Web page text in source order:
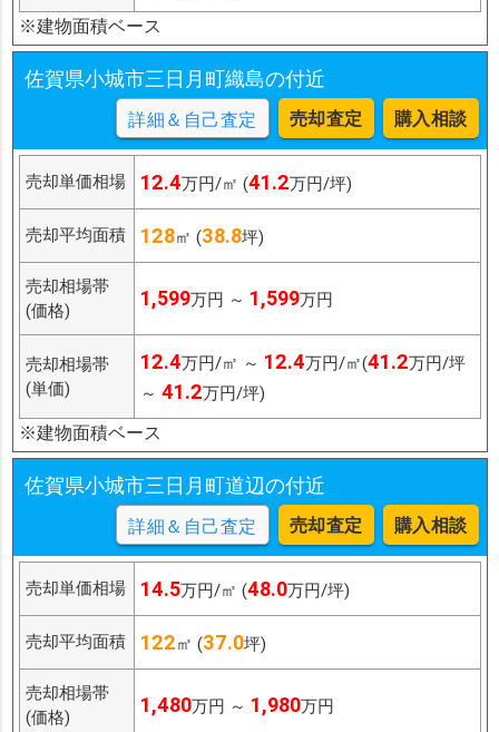
※建物面積ベース
佐賀県小城市三日月町織島の付近
詳細＆自己査定 売却査定 購入相談
売却単価相場 12.4万円/㎡ (41.2万円/坪)
売却平均面積 128㎡ (38.8坪)
売却相場帯
(価格)
1,599万円 ～ 1,599万円
売却相場帯
(単価)
12.4万円/㎡ ～ 12.4万円/㎡(41.2万円/坪
～ 41.2万円/坪)
※建物面積ベース
佐賀県小城市三日月町道辺の付近
詳細＆自己査定 売却査定 購入相談
売却単価相場 14.5万円/㎡ (48.0万円/坪)
売却平均面積 122㎡ (37.0坪)
売却相場帯
(価格)
1,480万円 ～ 1,980万円